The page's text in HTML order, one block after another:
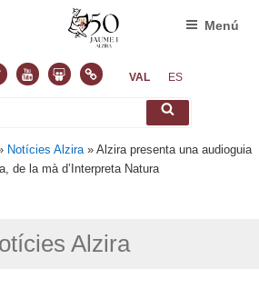
YoutubeSlideshare
NormasVAL ES
Cerca
Menú
Notícies Alzira »Alzira presenta una audioguia
de la mà d’Interpreta Natura
Alzira